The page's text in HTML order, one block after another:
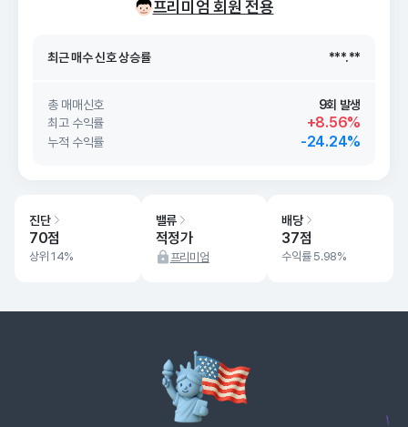
프리미엄 회원 전용
26. 08/08
최근 매수 신호 상승률 ***.**
최근 매수 신호 ***.**
총 매매신호
9회 발생
최고 수익률
+8.56%
누적 수익률 -24.24%
진단
70점
상위 14%
밸류
적정가
프리미엄
배당
37점
수익률 5.98%